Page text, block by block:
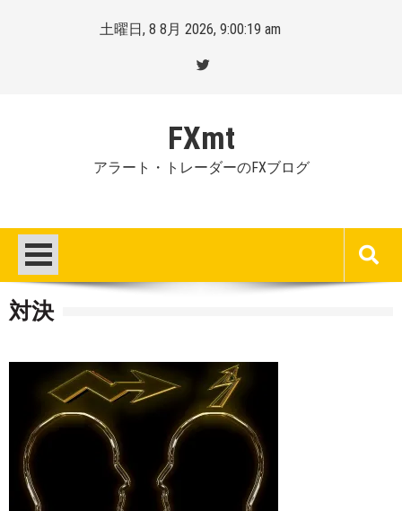
土曜日, 8 8月 2026, 9:00:19 am
FXmt
アラート・トレーダーのFXブログ
対決
Posted
2019-
12-
By
more